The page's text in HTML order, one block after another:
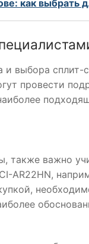
как выбрать
и выбора
провести
также важно
AR22HN,